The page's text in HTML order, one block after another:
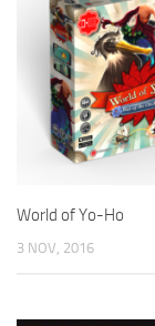
World of Yo-Ho
3 NOV, 2016